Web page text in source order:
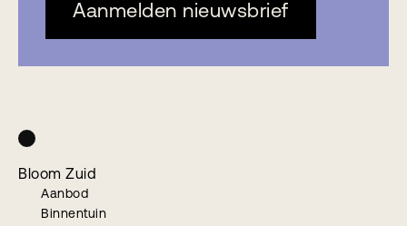
Aanmelden nieuwsbrief
Bloom Zuid
Aanbod
Binnentuin